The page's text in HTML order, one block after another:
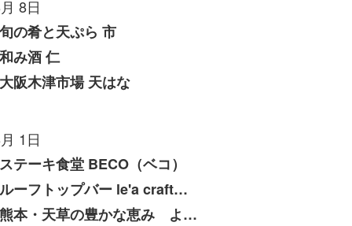
8日
の肴と天ぷら 市
み酒 仁
阪木津市場 天はな
1日
テーキ食堂 BECO（ベコ）
ルーフトップバー le'a craft（レアクラフト）
熊本・天草の豊かな恵み よしたけ